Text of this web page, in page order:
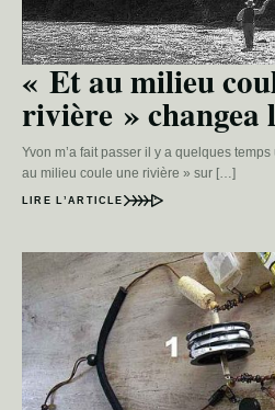
« Et au milieu
rivière » changea
Yvon m’a fait passer il y a quelques
au milieu coule une rivière » sur […]
LIRE L’ARTICLE